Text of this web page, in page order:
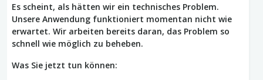
Es scheint, als hätten wir ein technisches Problem.
Unsere Anwendung funktioniert momentan nicht wie
erwartet. Wir arbeiten bereits daran, das Problem so
schnell wie möglich zu beheben.
Was Sie jetzt tun können: